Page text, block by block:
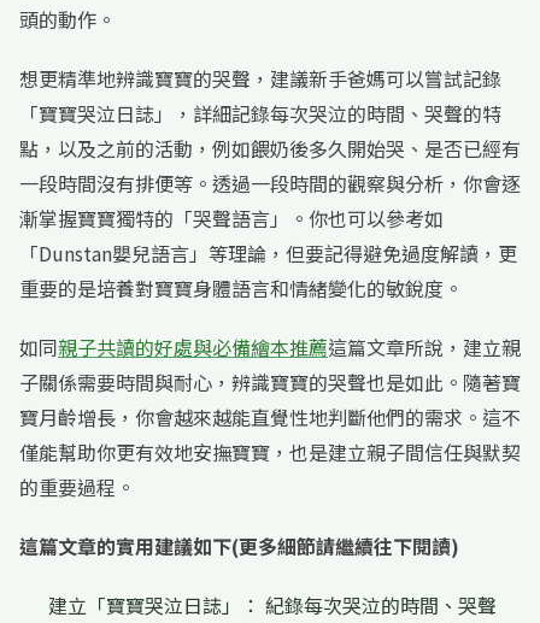
頭的動作。
想更精準地辨識寶寶的哭聲，建議新手爸媽可以嘗試記錄
「寶寶哭泣日誌」，詳細記錄每次哭泣的時間、哭聲的特
點，以及之前的活動，例如餵奶後多久開始哭、是否已經有
一段時間沒有排便等。透過一段時間的觀察與分析，你會逐
漸掌握寶寶獨特的「哭聲語言」。你也可以參考如
「Dunstan嬰兒語言」等理論，但要記得避免過度解讀，更
重要的是培養對寶寶身體語言和情緒變化的敏銳度。
如同親子共讀的好處與必備繪本推薦這篇文章所說，建立親
子關係需要時間與耐心，辨識寶寶的哭聲也是如此。隨著寶
寶月齡增長，你會越來越能直覺性地判斷他們的需求。這不
僅能幫助你更有效地安撫寶寶，也是建立親子間信任與默契
的重要過程。
這篇文章的實用建議如下(更多細節請繼續往下閱讀)
建立「寶寶哭泣日誌」： 紀錄每次哭泣的時間、哭聲